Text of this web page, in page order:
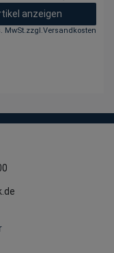
anzeigen
MwSt.zzgl.Versandkosten